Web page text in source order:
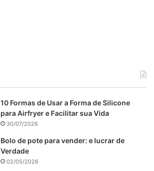
10 Formas de Usar a Forma de Silicone
para Airfryer e Facilitar sua Vida
30/07/2026
Bolo de pote para vender: e lucrar de
Verdade
02/05/2026